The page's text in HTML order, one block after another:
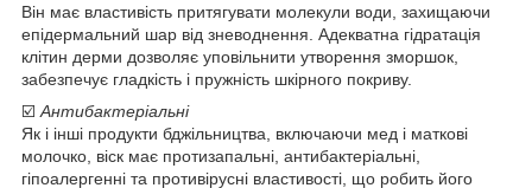
Він має властивість притягувати молекули води, захищаючи
епідермальний шар від зневоднення. Адекватна гідратація
клітин дерми дозволяє уповільнити утворення зморшок,
забезпечує гладкість і пружність шкірного покриву.
☑️ Антибактеріальні
Як і інші продукти бджільництва, включаючи мед і маткові
молочко, віск має протизапальні, антибактеріальні,
гіпоалергенні та противірусні властивості, що робить його